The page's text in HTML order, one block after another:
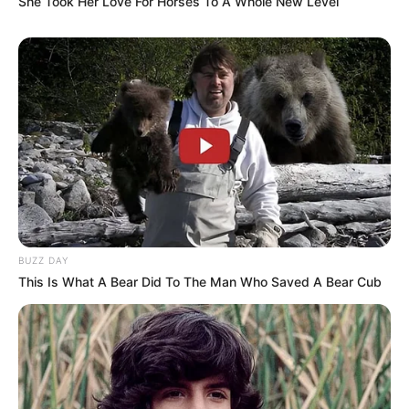
donnés par le PMU PLAY.
Les partants en lice pour la victoire au
Tiercé Quinté du jour
BUZZ DAY
This Is What A Bear Did To The Man Who Saved A Bear Cub